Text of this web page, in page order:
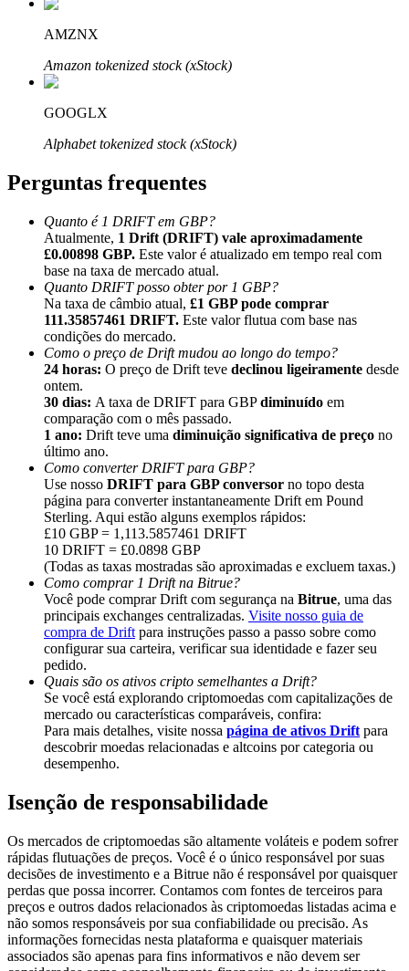
Afiliados Bitrue
Até 65% de comissões!
Indicação
Convide um amigo para receber recompensas em dinheiro
Deposit CASHCAT & Win
Deposit CASHCAT & Win
Share 500000 CASHCAT prize pool
Exclusive for BitMart Users
Register & Trade to Win 500,000 USDT
Precious Metals Trading Carnival
Trade Gold & Silver · 33,333 USDT Bonus
USDT New User Exclusive 10% APR
USDT Flexible Staking | Daily Rewards
AMZNX
Amazon tokenized stock (xStock)
GOOGLX
Alphabet tokenized stock (xStock)
Perguntas frequentes
Quanto é 1 DRIFT em GBP?
Atualmente, 1 Drift (DRIFT) vale aproximadamente
£0.00898 GBP. Este valor é atualizado em tempo real com
base na taxa de mercado atual.
Quanto DRIFT posso obter por 1 GBP?
Na taxa de câmbio atual, £1 GBP pode comprar
111.35857461 DRIFT. Este valor flutua com base nas
condições do mercado.
Como o preço de Drift mudou ao longo do tempo?
24 horas: O preço de Drift teve declinou ligeiramente desde
ontem.
30 dias: A taxa de DRIFT para GBPdiminuído em
comparação com o mês passado.
1 ano: Drift teve uma diminuição significativa de preço no
último ano.
Como converter DRIFT para GBP?
Use nosso DRIFT para GBP conversor no topo desta
página para converter instantaneamente Drift em Pound
Sterling. Aqui estão alguns exemplos rápidos:
£10 GBP = 1,113.5857461 DRIFT
10 DRIFT = £0.0898 GBP
(Todas as taxas mostradas são aproximadas e excluem taxas.)
Como comprar 1 Drift na Bitrue?
Você pode comprar Drift com segurança na Bitrue, uma das
principais exchanges centralizadas. Visite nosso guia de
compra de Drift para instruções passo a passo sobre como
configurar sua carteira, verificar sua identidade e fazer seu
pedido.
Quais são os ativos cripto semelhantes a Drift?
Se você está explorando criptomoedas com capitalizações de
mercado ou características comparáveis, confira:
Para mais detalhes, visite nossa página de ativos Drift para
descobrir moedas relacionadas e altcoins por categoria ou
desempenho.
Isenção de responsabilidade
Os mercados de criptomoedas são altamente voláteis e podem sofrer
rápidas flutuações de preços. Você é o único responsável por suas
decisões de investimento e a Bitrue não é responsável por quaisquer
perdas que possa incorrer. Contamos com fontes de terceiros para
preços e outros dados relacionados às criptomoedas listadas acima e
não somos responsáveis por sua confiabilidade ou precisão. As
informações fornecidas nesta plataforma e quaisquer materiais
associados são apenas para fins informativos e não devem ser